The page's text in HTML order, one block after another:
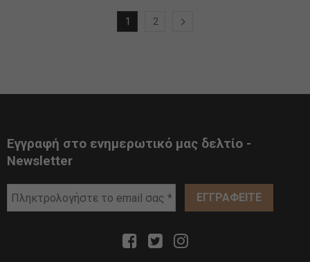
1 2
Εγγραφή στο ενημερωτικό μας δελτίο -
Newsletter